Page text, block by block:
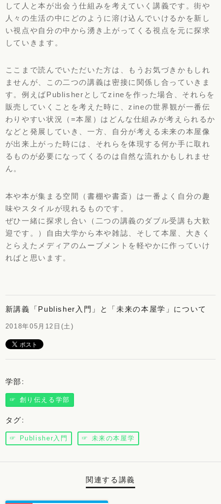
して人と本が出会う仕組みを考えていく講義です。街や
人々の生活の中にどのように溶け込んでいけるかを新し
い視点や自分の中から湧き上がってくる視点を元に探求
していきます。
ここまで読んでいただいた方は、もうお気づきかもしれ
ませんが、この二つの講義は密接に関係し合っていきま
す。例えばPublisherとしてzineを作った場合、それらを
販売していくことを考えた時に、zineの世界観が一番伝
わりやすい状況（=本屋）はどんな仕組みが考えられるか
などと発展していき、一方、自分が考える未来の本屋像
が出来上がった時には、それらを体現する何か手に取れ
るものが必要になってくるのは自然な流れかもしれませ
ん。
本や本が集まる空間（書棚や書斎）は一番よく自分の趣
味やスタイルが現れるものです。
ぜひ一緒に探求し合い（二つの講義のダブル受講も大歓
迎です。）自由大学から本や雑誌、そして本屋、大きく
とらえたメディアのムーブメントを軽やかに作っていけ
ればと思います。
新講義「Publisher入門」と「未来の本屋学」について
2018年05月12日(土)
学部 :
☞ 創り伝える学部
タグ:
☞ Publisher入門 ☞ 未来の本屋学
関連する講義